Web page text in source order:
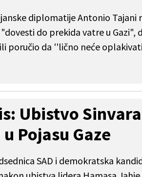
diplomatije Antonio Tajani
"dovesti do prekida vatre u
poručio da ''lično neće
Ubistvo
Pojasu Gaze
SAD i demokratska